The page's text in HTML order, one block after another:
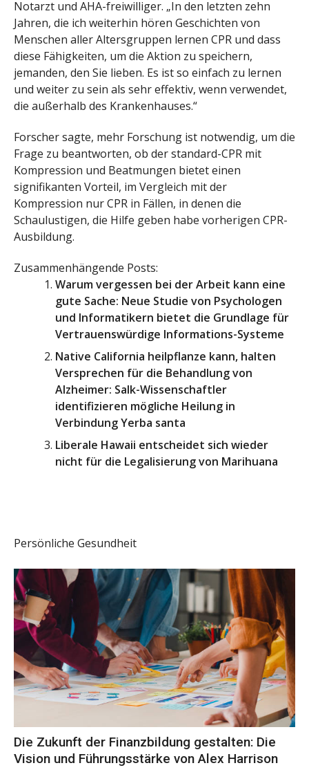
Notarzt und AHA-freiwilliger. „In den letzten zehn
Jahren, die ich weiterhin hören Geschichten von
Menschen aller Altersgruppen lernen CPR und dass
diese Fähigkeiten, um die Aktion zu speichern,
jemanden, den Sie lieben. Es ist so einfach zu lernen
und weiter zu sein als sehr effektiv, wenn verwendet,
die außerhalb des Krankenhauses.“
Forscher sagte, mehr Forschung ist notwendig, um die
Frage zu beantworten, ob der standard-CPR mit
Kompression und Beatmungen bietet einen
signifikanten Vorteil, im Vergleich mit der
Kompression nur CPR in Fällen, in denen die
Schaulustigen, die Hilfe geben habe vorherigen CPR-
Ausbildung.
Zusammenhängende Posts:
Warum vergessen bei der Arbeit kann eine
gute Sache: Neue Studie von Psychologen
und Informatikern bietet die Grundlage für
Vertrauenswürdige Informations-Systeme
Native California heilpflanze kann, halten
Versprechen für die Behandlung von
Alzheimer: Salk-Wissenschaftler
identifizieren mögliche Heilung in
Verbindung Yerba santa
Liberale Hawaii entscheidet sich wieder
nicht für die Legalisierung von Marihuana
Persönliche Gesundheit
Die Zukunft der Finanzbildung gestalten: Die
Vision und Führungsstärke von Alex Harrison